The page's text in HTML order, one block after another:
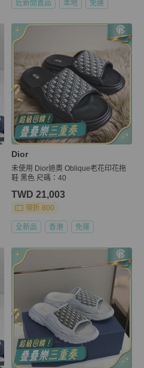
近新閒置品 本地 免運
Dior
未使用 Dior迪奧 Oblique老花印花拖
鞋 黑色 尺碼：40
TWD 21,003
現折 800
全新品 香港 免運